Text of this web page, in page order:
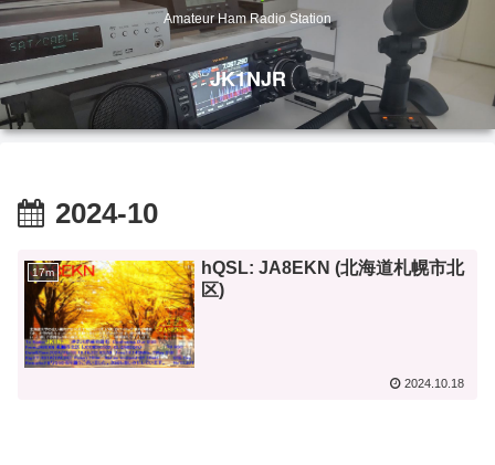
Amateur Ham Radio Station
JK1NJR
2024-10
17m
hQSL: JA8EKN (北海道札幌市北
区)
2024.10.18